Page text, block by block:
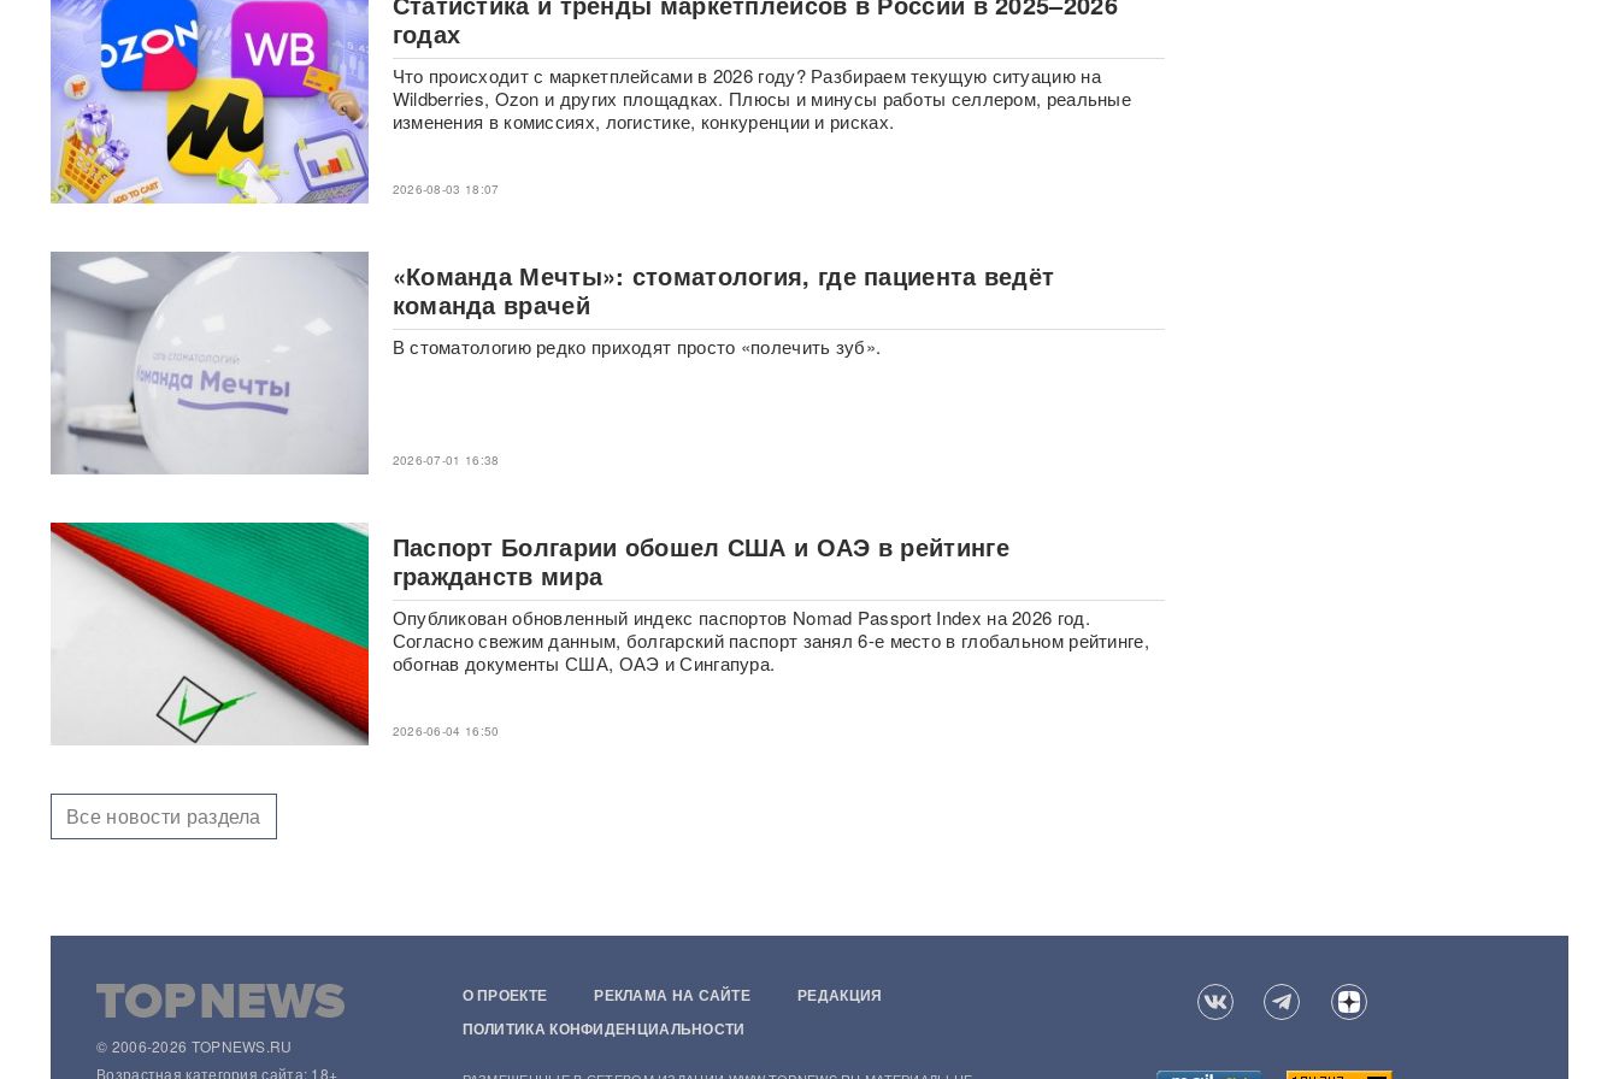
фастфудов нашли кишечную
палочку
«Трамп потребовал
объяснений»: в США
сообщили о нехватке ракет
после ударов по Ирану
Фрагмент разгонной ракеты
поверхность Луны
Медик раскрыл, как вовремя
обнаружить смертельно
опасный тромб
Получили бесплатно,
зарабатывали на аренде 25
лет: Союз экономистов
вернет государству 839 млн
Российского историка Артема
Кирпиченка задержали сразу
после въезда в Израиль
"Атакуют все подряд": Киев в
шоке от ответа Москвы на
"операцию принуждения"
когда ослабнут атаки БПЛА
ВСУ
Китай впервые показал
кадры имитации нанесения
ядерного авиаудараВИДЕО
годах
Что происходит с маркетплейсами в 2026 году? Разбираем текущую ситуацию на
Wildberries, Ozon и других площадках. Плюсы и минусы работы селлером, реальные
изменения в комиссиях, логистике, конкуренции и рисках.
2026-08-03 18:07
«Команда Мечты»: стоматология, где пациента ведёт
команда врачей
В стоматологию редко приходят просто «полечить зуб».
2026-07-01 16:38
Паспорт Болгарии обошел США и ОАЭ в рейтинге
гражданств мира
Опубликован обновленный индекс паспортов Nomad Passport Index на 2026 год.
Согласно свежим данным, болгарский паспорт занял 6-е место в глобальном рейтинге,
обогнав документы США, ОАЭ и Сингапура.
2026-06-04 16:50
Все новости раздела
© 2006-2026 TOPNEWS.RU
Возрастная категория сайта: 18+
О ПРОЕКТЕ РЕКЛАМА НА САЙТЕ
РЕДАКЦИЯ
ПОЛИТИКА КОНФИДЕНЦИАЛЬНОСТИ